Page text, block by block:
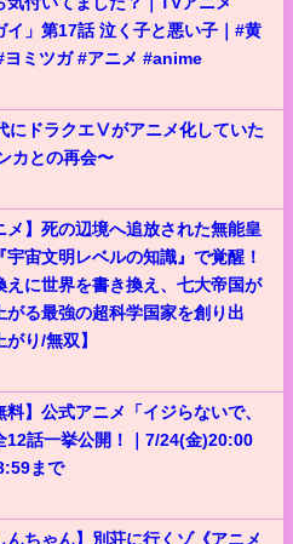
イ」第17話 泣く子と悪い子｜#黄
ヨミツガ #アニメ #anime
にドラクエⅤがアニメ化していた
カとの再会〜
メ】死の辺境へ追放された無能皇
宇宙文明レベルの知識』で覚醒！
えに世界を書き換え、七大帝国が
がる最強の超科学国家を創り出
り/無双】
料】公式アニメ「イジらないで、
12話一挙公開！｜7/24(金)20:00
まで
んちゃん】別荘に行くゾ《アニメ